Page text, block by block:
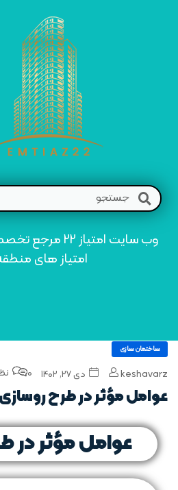
وب سایت امتیاز
امتیاز های
ساختمان سازی
keshavarz دی ۲۷, ۱۴۰۲ 0 نظر
عوامل مؤثر در طرح روسازی
عوامل مؤثر در